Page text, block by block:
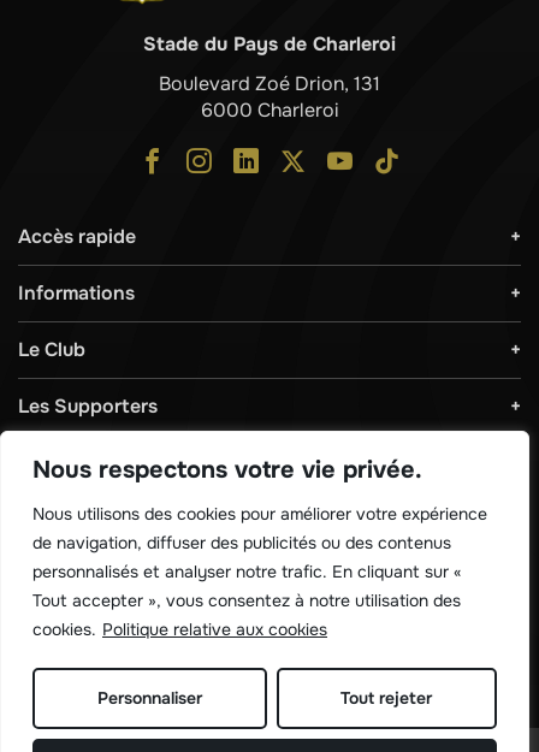
Nous respectons votre vie privée.
Nous utilisons des cookies pour améliorer votre expérience
de navigation, diffuser des publicités ou des contenus
personnalisés et analyser notre trafic. En cliquant sur «
Tout accepter », vous consentez à notre utilisation des
cookies. Politique relative aux cookies
Personnaliser Tout rejeter
Stade du Pays de Charleroi
Boulevard Zoé Drion, 131
6000 Charleroi
Accès rapide
Informations
Le Club
Les Supporters
Télécharger notre application !
Règlements & Sécurité